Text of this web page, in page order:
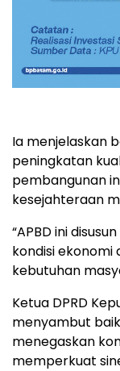
Ia menjelaskan
peningkatan
pembangunan
kesejahteraan
“APBD ini
kondisi
kebutuhan
Ketua DPRD
menyambut
menegaskan
memperkuat